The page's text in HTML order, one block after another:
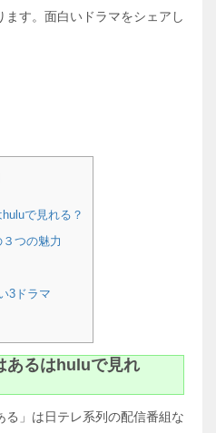
す。面白いドラマをシェアし
で見れる？
つの魅力
3ドラマ
あるはhuluで見れ
る」は日テレ系列の配信番組な